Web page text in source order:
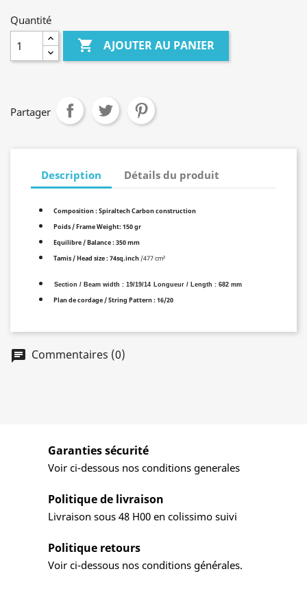
Quantité
 AJOUTER AU PANIER
Partager
Description Détails du produit
Composition :Spiraltech Carbon construction
Poids / Frame Weight: 150 gr
Equilibre / Balance : 350 mm
Tamis / Head size : 74sq.inch /477 cm²
Section / Beam width : 19/19/14 Longueur / Length : 682 mm
Plan de cordage / String Pattern : 16/20
Commentaires (0)
Garanties sécurité
Voir ci-dessous nos conditions generales
Politique de livraison
Livraison sous 48 H00 en colissimo suivi
Politique retours
Voir ci-dessous nos conditions générales.